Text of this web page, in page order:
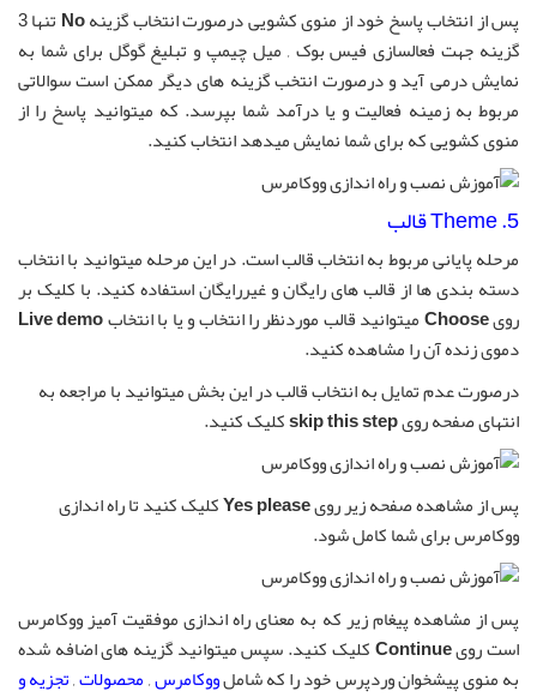
پس از انتخاب پاسخ خود از منوی کشویی درصورت انتخاب گزینهNo
تنها 3
گزینه جهت فعالسازی فیس بوک , میل چیمپ و تبلیغ گوگل برای شما به
نمایش درمی آید و درصورت انتخب گزینه های دیگر ممکن است سوالاتی
مربوط به زمینه فعالیت و یا درآمد شما بپرسد. که میتوانید پاسخ را از
منوی کشویی که برای شما نمایش میدهد انتخاب کنید.
5. Theme قالب
مرحله پایانی مربوط به انتخاب قالب است. در این مرحله میتوانید با انتخاب
دسته بندی ها از قالب های رایگان و غیررایگان استفاده کنید. با کلیک بر
رویChooseمیتوانید قالب موردنظر را انتخاب و یا با انتخابLive demo
دموی زنده آن را مشاهده کنید.
درصورت عدم تمایل به انتخاب قالب در این بخش میتوانید با مراجعه به
انتهای صفحه رویskip this stepکلیک کنید.
پس از مشاهده صفحه زیر رویYes pleaseکلیک کنید تا راه اندازی
ووکامرس برای شما کامل شود.
پس از مشاهده پیغام زیر که به معنای راه اندازی موفقیت آمیز ووکامرس
است رویContinueکلیک کنید. سپس میتوانید گزینه های اضافه شده
به منوی پیشخوان وردپرس خود را که شاملووکامرس,محصولات,تجزیه و